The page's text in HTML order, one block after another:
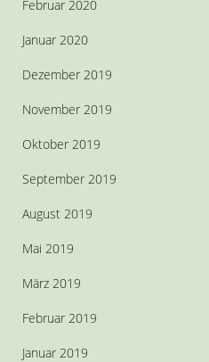
Februar 2020
Januar 2020
Dezember 2019
November 2019
Oktober 2019
September 2019
August 2019
Mai 2019
März 2019
Februar 2019
Januar 2019